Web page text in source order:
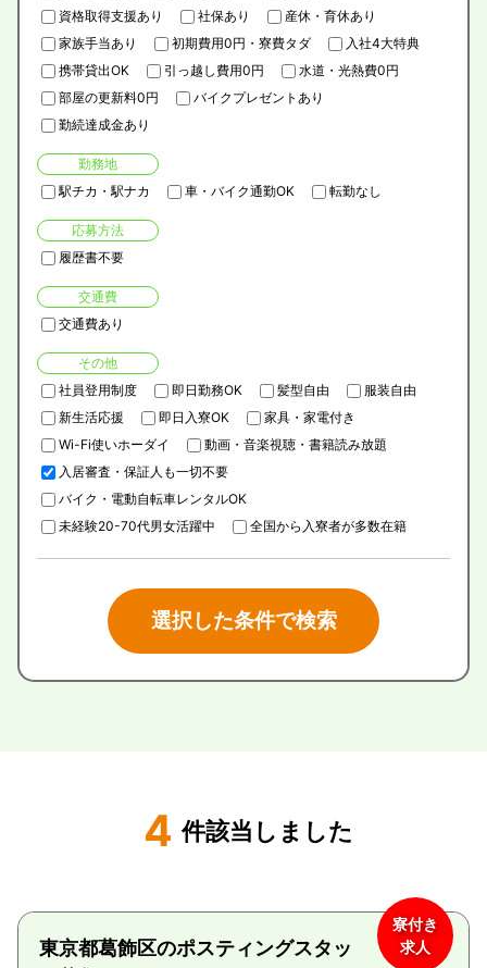
資格取得支援あり
社保あり
産休・育休あり
家族手当あり
初期費用0円・寮費タダ
入社4大特典
携帯貸出OK
引っ越し費用0円
水道・光熱費0円
部屋の更新料0円
バイクプレゼントあり
勤続達成金あり
勤務地
駅チカ・駅ナカ
車・バイク通勤OK 転勤なし
応募方法
履歴書不要
交通費
交通費あり
その他
社員登用制度
即日勤務OK 髪型自由
服装自由
新生活応援
即日入寮OK
家具・家電付き
Wi-Fi使いホーダイ
動画・音楽視聴・書籍読み放題
入居審査・保証人も一切不要
バイク・電動自転車レンタルOK
未経験20-70代男女活躍中
全国から入寮者が多数在籍
4 件該当しました
東京都葛飾区のポスティングスタッ
寮付き
求人